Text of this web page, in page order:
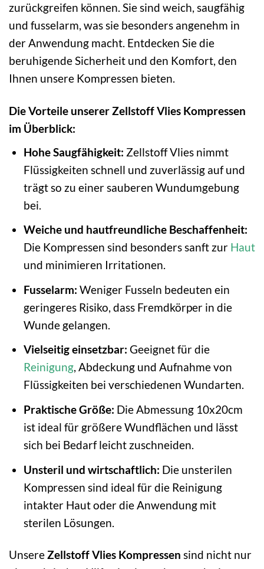
zurückgreifen können. Sie sind weich, saugfähig
und fusselarm, was sie besonders angenehm in
der Anwendung macht. Entdecken Sie die
beruhigende Sicherheit und den Komfort, den
Ihnen unsere Kompressen bieten.
Die Vorteile unserer Zellstoff Vlies Kompressen
im Überblick:
Hohe Saugfähigkeit: Zellstoff Vlies nimmt
Flüssigkeiten schnell und zuverlässig auf und
trägt so zu einer sauberen Wundumgebung
bei.
Weiche und hautfreundliche Beschaffenheit:
Die Kompressen sind besonders sanft zur Haut
und minimieren Irritationen.
Fusselarm: Weniger Fusseln bedeuten ein
geringeres Risiko, dass Fremdkörper in die
Wunde gelangen.
Vielseitig einsetzbar: Geeignet für die
Reinigung, Abdeckung und Aufnahme von
Flüssigkeiten bei verschiedenen Wundarten.
Praktische Größe: Die Abmessung 10x20cm
ist ideal für größere Wundflächen und lässt
sich bei Bedarf leicht zuschneiden.
Unsteril und wirtschaftlich: Die unsterilen
Kompressen sind ideal für die Reinigung
intakter Haut oder die Anwendung mit
sterilen Lösungen.
UnsereZellstoff Vlies Kompressen sind nicht nur